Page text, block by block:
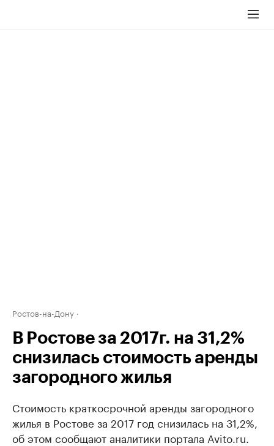
Ростов-на-Дону
В Ростове за 2017г. на 31,2%
снизилась стоимость аренды
загородного жилья
Стоимость краткосрочной аренды загородного
жилья в Ростове за 2017 год снизилась на 31,2%,
об этом сообщают аналитики портала Avito.ru.